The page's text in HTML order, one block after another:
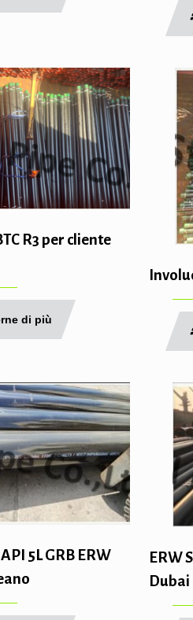
R3 per cliente
di più
5L GRB ERW
ERW
Dubai